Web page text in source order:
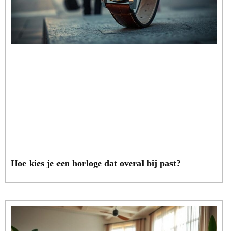
Hoe kies je een horloge dat overal bij past?